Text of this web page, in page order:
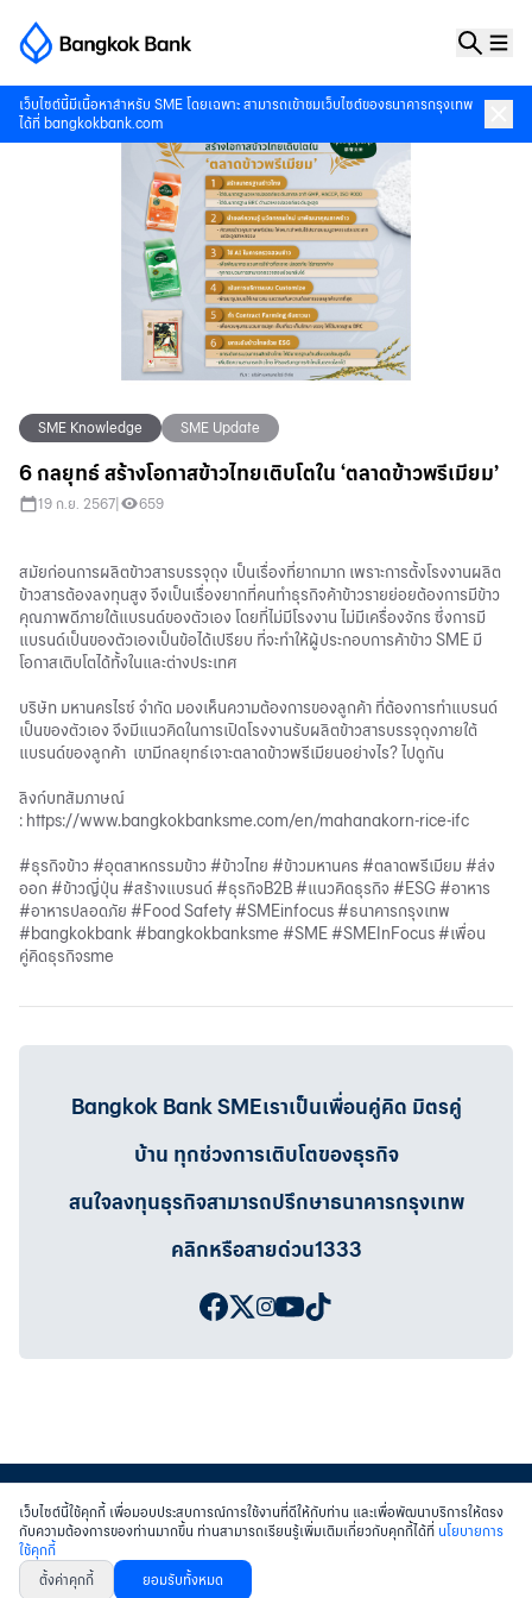
เว็บไซต์นี้มีเนื้อหาสำหรับ SME โดยเฉพาะ สามารถเข้าชมเว็บไซต์ของธนาคารกรุงเทพ
ได้ที่ bangkokbank.com
SME Knowledge SME Update
6 กลยุทธ์ สร้างโอกาสข้าวไทยเติบโตใน ‘ตลาดข้าวพรีเมียม’
19 ก.ย. 2567 659
สมัยก่อนการผลิตข้าวสารบรรจุถุง เป็นเรื่องที่ยากมาก เพราะการตั้งโรงงานผลิต
ข้าวสารต้องลงทุนสูง จึงเป็นเรื่องยากที่คนทำธุรกิจค้าข้าวรายย่อยต้องการมีข้าว
คุณภาพดีภายใต้แบรนด์ของตัวเอง โดยที่ไม่มีโรงงาน ไม่มีเครื่องจักร ซึ่งการมี
แบรนด์เป็นของตัวเองเป็นข้อได้เปรียบ ที่จะทำให้ผู้ประกอบการค้าข้าว SME มี
โอกาสเติบโตได้ทั้งในและต่างประเทศ
บริษัท มหานครไรซ์ จำกัด มองเห็นความต้องการของลูกค้า ที่ต้องการทำแบรนด์
เป็นของตัวเอง จึงมีแนวคิดในการเปิดโรงงานรับผลิตข้าวสารบรรจุถุงภายใต้
แบรนด์ของลูกค้า เขามีกลยุทธ์เจาะตลาดข้าวพรีเมียนอย่างไร? ไปดูกัน
ลิงก์บทสัมภาษณ์
: https://www.bangkokbanksme.com/en/mahanakorn-rice-ifc
#ธุรกิจข้าว #อุตสาหกรรมข้าว #ข้าวไทย #ข้าวมหานคร #ตลาดพรีเมียม #ส่ง
ออก #ข้าวญี่ปุ่น #สร้างแบรนด์ #ธุรกิจB2B #แนวคิดธุรกิจ #ESG #อาหาร
#อาหารปลอดภัย #Food Safety #SMEinfocus #ธนาคารกรุงเทพ
#bangkokbank #bangkokbanksme #SME #SMEInFocus #เพื่อน
คู่คิดธุรกิจsme
Bangkok Bank SMEเราเป็นเพื่อนคู่คิด มิตรคู่
บ้าน ทุกช่วงการเติบโตของธุรกิจ
สนใจลงทุนธุรกิจสามารถปรึกษาธนาคารกรุงเทพ
คลิกหรือสายด่วน1333
สงวนสิทธิ์ พ.ศ.2558 บมจ.ธนาคารกรุงเทพฯ
หนังสือแจ้งการคุ้มครองข้อมูลส่วนบุคคล
เว็บไซต์นี้ใช้คุกกี้ เพื่อมอบประสบการณ์การใช้งานที่ดีให้กับท่าน และเพื่อพัฒนาบริการให้ตรง
กับความต้องการของท่านมากขึ้น ท่านสามารถเรียนรู้เพิ่มเติมเกี่ยวกับคุกกี้ได้ที่ นโยบายการ
ใช้คุกกี้
ตั้งค่าคุกกี้
ยอมรับทั้งหมด